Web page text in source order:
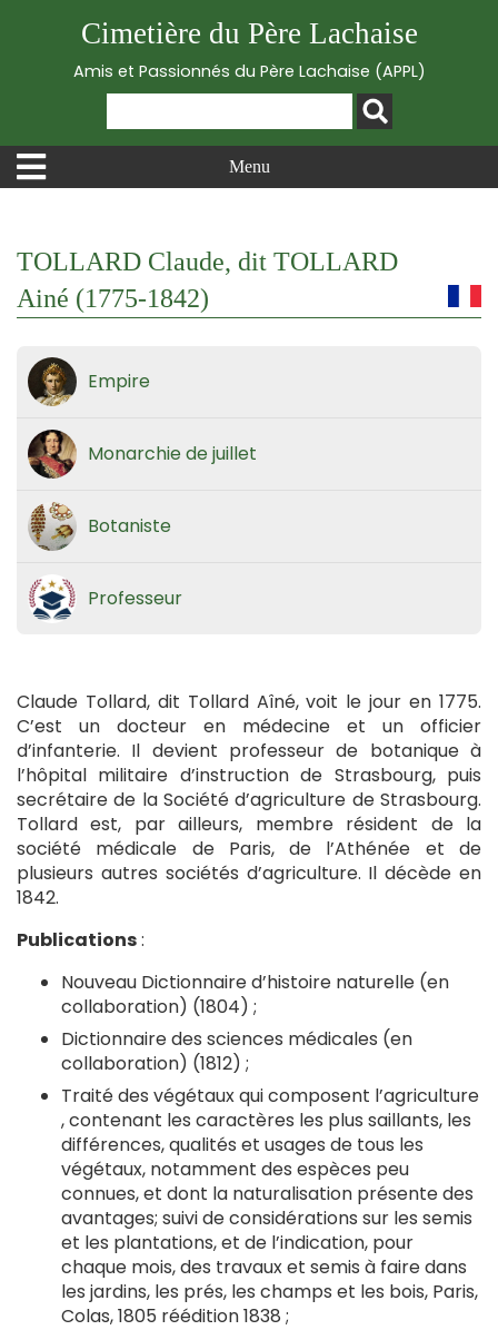
Cimetière du Père Lachaise
Amis et Passionnés du Père Lachaise (APPL)
Menu
TOLLARD Claude, dit TOLLARD
Ainé (1775-1842)
Empire
Monarchie de juillet
Botaniste
Professeur
Claude Tollard, dit Tollard Aîné, voit le jour en 1775.
C’est un docteur en médecine et un officier
d’infanterie. Il devient professeur de botanique à
l’hôpital militaire d’instruction de Strasbourg, puis
secrétaire de la Société d’agriculture de Strasbourg.
Tollard est, par ailleurs, membre résident de la
société médicale de Paris, de l’Athénée et de
plusieurs autres sociétés d’agriculture. Il décède en
1842.
Publications:
Nouveau Dictionnaire d’histoire naturelle (en
collaboration) (1804) ;
Dictionnaire des sciences médicales (en
collaboration) (1812) ;
Traité des végétaux qui composent l’agriculture
, contenant les caractères les plus saillants, les
différences, qualités et usages de tous les
végétaux, notamment des espèces peu
connues, et dont la naturalisation présente des
avantages; suivi de considérations sur les semis
et les plantations, et de l’indication, pour
chaque mois, des travaux et semis à faire dans
les jardins, les prés, les champs et les bois, Paris,
Colas, 1805 réédition 1838 ;